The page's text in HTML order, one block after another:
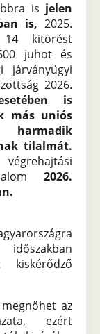
is jelen
is, 2025.
kitörést
juhot és
járványügyi
2026.
is
más uniós
tilalmát.
2026.
időszakban
kiskérődző
az
ezért